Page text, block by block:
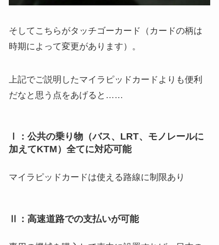
そしてこちらがタッチゴーカード（カードの柄は
時期によって変更があります）。
上記でご説明したマイラピッドカードよりも便利
だなと思う点をあげると……
Ⅰ：公共の乗り物（バス、LRT、モノレールに
加えてKTM）全てに対応可能
マイラピッドカードは使える路線に制限あり
Ⅱ：高速道路での支払いが可能